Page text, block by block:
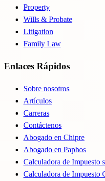
Property
Wills & Probate
Litigation
Family Law
Enlaces Rápidos
Sobre nosotros
Artículos
Carreras
Contáctenos
Abogado en Chipre
Abogado en Paphos
Calculadora de Impuesto
Calculadora de Impuesto